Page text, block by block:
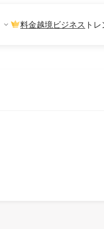
料金越境ビジネス ト